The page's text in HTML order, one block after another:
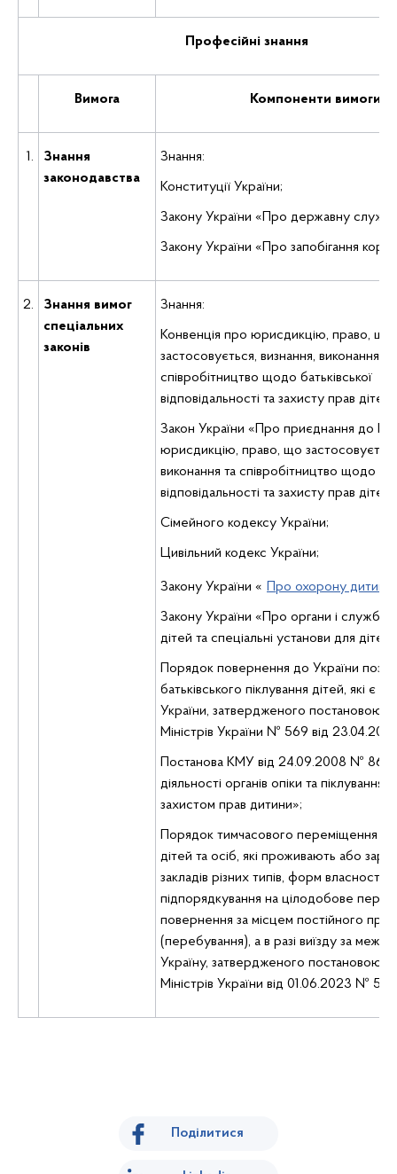
Професійні знання
Вимога Компоненти вимоги
1.
Знання
законодавства
Знання:
Конституції України;
Закону України «Про державну
Закону України «Про запобігання
2.
Знання вимог
спеціальних
законів
Знання:
Конвенція про юрисдикцію, право, що
застосовується, визнання, виконання та
співробітництво щодо батьківської
відповідальності та захисту прав
Закон України «Про приєднання до
юрисдикцію, право, що
виконання та співробітництво щодо
відповідальності та захисту прав
Сімейного кодексу України;
Цивільний кодекс України;
Закону України « Про охорону
Закону України «Про органи і служби
дітей та спеціальні установи для
Порядок повернення до України
батьківського піклування дітей, які є
України, затвердженого постановою
Міністрів України № 569 від
Постанова КМУ від 24.09.2008 № 866
діяльності органів опіки та піклування,
захистом прав дитини»;
Порядок тимчасового переміщення
дітей та осіб, які проживають або
закладів різних типів, форм власності та
підпорядкування на цілодобове
повернення за місцем постійного
(перебування), а в разі виїзду за межі
Україну, затвердженого постановою
Міністрів України від 01.06.2023 №
Поділитися